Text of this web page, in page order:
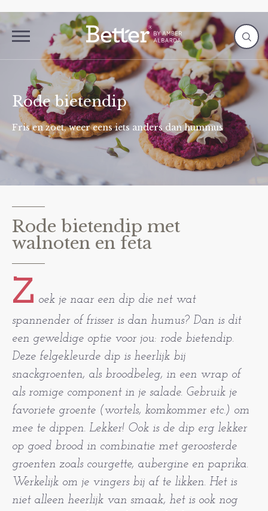
Rode bietendip
Fris en zoet, weer eens iets anders dan hummus
Rode bietendip met
walnoten en feta
Z oek je naar een dip die net wat
spannender of frisser is dan humus? Dan is dit
een geweldige optie voor jou: rode bietendip.
Deze felgekleurde dip is heerlijk bij
snackgroenten, als broodbeleg, in een wrap of
als romige component in je salade. Gebruik je
favoriete groente (wortels, komkommer etc.) om
mee te dippen. Lekker! Ook is de dip erg lekker
op goed brood in combinatie met geroosterde
groenten zoals courgette, aubergine en paprika.
Werkelijk om je vingers bij af te likken. Het is
niet alleen heerlijk van smaak, het is ook nog